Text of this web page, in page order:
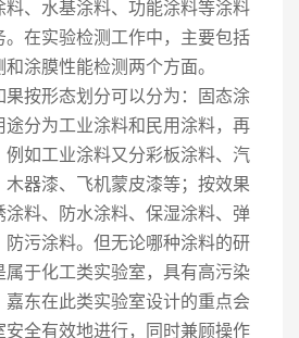
料、水基涂料、功能涂料等涂料
。在实验检测工作中，主要包括
涂膜性能检测两个方面。
果按形态划分可以分为：固态涂
途分为工业涂料和民用涂料，再
例如工业涂料又分彩板涂料、汽
木器漆、飞机蒙皮漆等；按效果
涂料、防水涂料、保湿涂料、弹
防污涂料。但无论哪种涂料的研
属于化工类实验室，具有高污染
东在此类实验室设计的重点会
安全有效地进行，同时兼顾操作